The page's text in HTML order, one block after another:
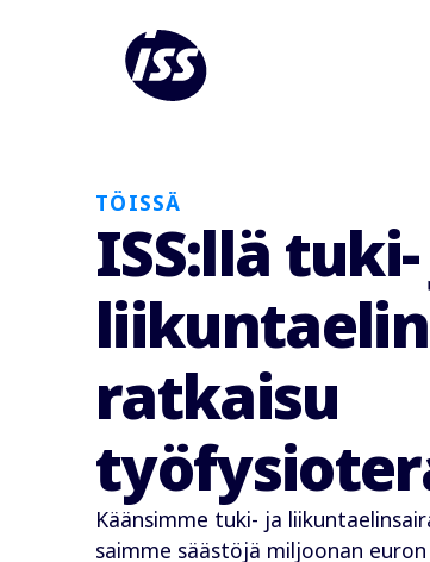
TÖISSÄ
ISS:llä
ratkaisu
Käänsimme tuki- ja
saimme säästöjä miljoonan